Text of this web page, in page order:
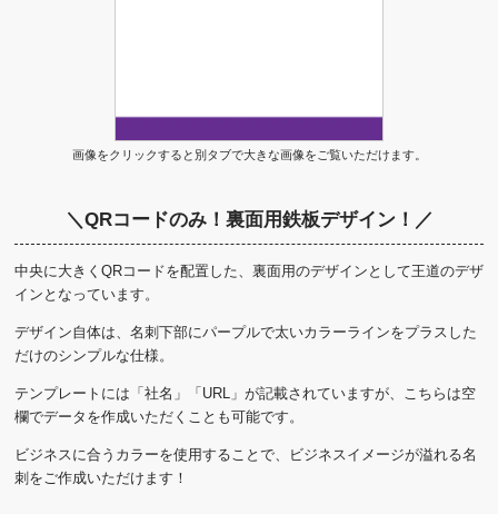
画像をクリックすると別タブで大きな画像をご覧いただけます。
＼QRコードのみ！裏面用鉄板デザイン！／
中央に大きくQRコードを配置した、裏面用のデザインとして王道のデザ
インとなっています。
デザイン自体は、名刺下部にパープルで太いカラーラインをプラスした
だけのシンプルな仕様。
テンプレートには「社名」「URL」が記載されていますが、こちらは空
欄でデータを作成いただくことも可能です。
ビジネスに合うカラーを使用することで、ビジネスイメージが溢れる名
刺をご作成いただけます！